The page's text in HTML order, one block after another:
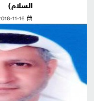
السلام)
11-16